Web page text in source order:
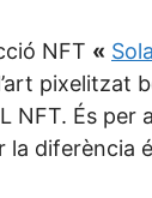
NFT «
pixelitzat
NFT. És per
la diferència